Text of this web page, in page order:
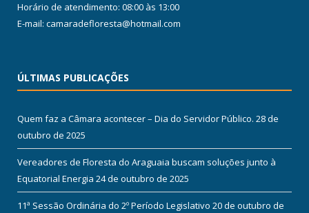
Horário de atendimento: 08:00 às 13:00
E-mail: camaradefloresta@hotmail.com
ÚLTIMAS PUBLICAÇÕES
Quem faz a Câmara acontecer – Dia do Servidor Público. 28 de
outubro de 2025
Vereadores de Floresta do Araguaia buscam soluções junto à
Equatorial Energia 24 de outubro de 2025
11ª Sessão Ordinária do 2º Período Legislativo 20 de outubro de